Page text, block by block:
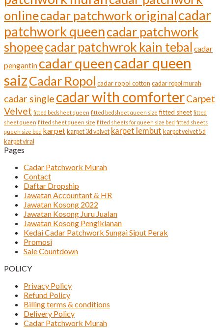
onlinecadar patchwork originalcadar
patchwork queencadar patchwork
shopeecadar patchwrok kain tebal cadar
pengantin cadar queencadar queen
saizCadar Ropol cadar ropol cotton cadar ropol murah
cadar single cadar with comforterCarpet
Velvet fitted bedsheet queen fitted bedsheet queen size fitted sheet fitted
sheet queen fitted sheet queen size fitted sheets for queen size bed fitted sheets
queen size bed karpet karpet 3d velvet karpet lembut karpet velvet 5d
karpet viral
Pages
Cadar Patchwork Murah
Contact
Daftar Dropship
Jawatan Accountant & HR
Jawatan Kosong 2022
Jawatan Kosong Juru Jualan
Jawatan Kosong Pengiklanan
Kedai Cadar Patchwork Sungai Siput Perak
Promosi
Sale Countdown
POLICY
Privacy Policy
Refund Policy
Billing terms & conditions
Delivery Policy
Cadar Patchwork Murah